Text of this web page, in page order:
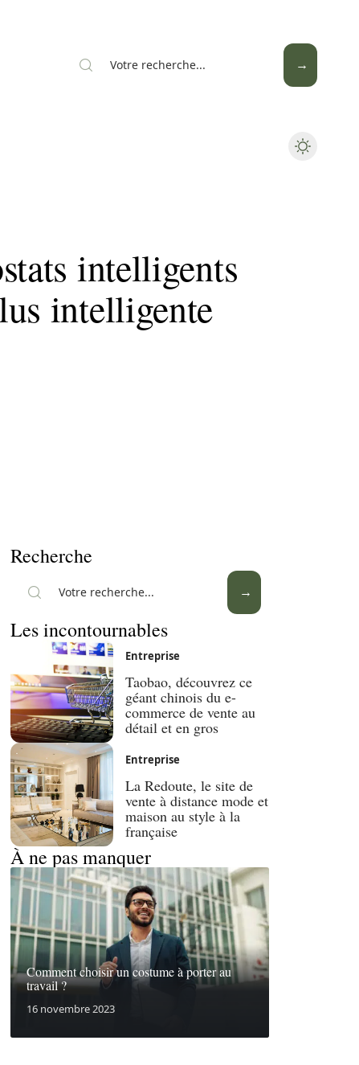
intelligents
intelligente
Recherche
Les incontournables
Entreprise
Taobao, découvrez ce
géant chinois du e-
commerce de vente au
détail et en gros
Entreprise
La Redoute, le site de
vente à distance mode et
maison au style à la
française
À ne pas manquer
Comment choisir un costume à porter au
travail ?
16 novembre 2023